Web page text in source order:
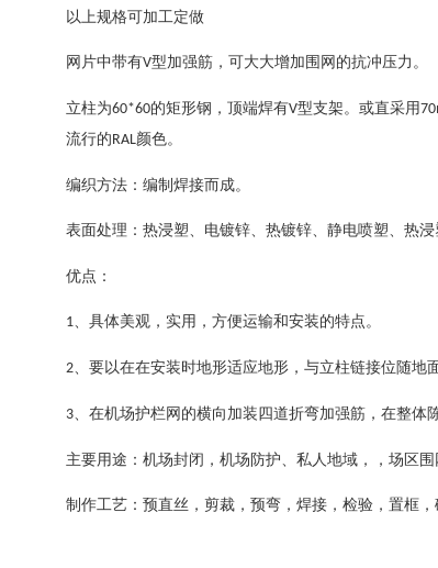
以上规格可加工定做
网片中带有V型加强筋，可大大增加围网的抗冲压力。
立柱为60*60的矩形钢，顶端焊有V型支架。或直采用
流行的 RAL颜色。
编织方法：编制焊接而成。
表面处理： 热浸塑 电镀锌 热镀锌 静电喷塑 热浸
优点：
1 、具体美观，实用，方便运输和安装的特点。
2 、要以在在安装时地形适应地形，与立柱链接位随地
3 、在机场护栏网的横向加装四道折弯加强筋，在整
主要用途：机场封闭，机场防护、私人地域，，场区围
制作工艺：预直丝，剪裁，预弯，焊接，检验，置框